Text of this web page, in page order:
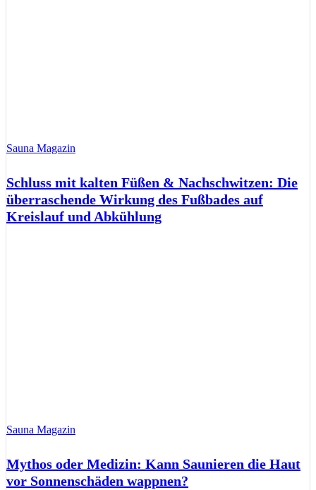
Sauna Magazin
Schluss mit kalten Füßen & Nachschwitzen: Die
überraschende Wirkung des Fußbades auf
Kreislauf und Abkühlung
Sauna Magazin
Mythos oder Medizin: Kann Saunieren die Haut
vor Sonnenschäden wappnen?